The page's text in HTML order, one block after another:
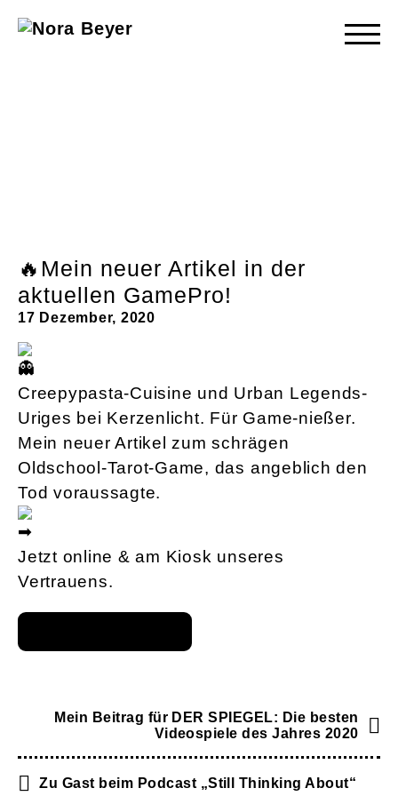
🔥Mein neuer Artikel in der
aktuellen GamePro!
17 Dezember, 2020
Creepypasta-Cuisine und Urban Legends-
Uriges bei Kerzenlicht. Für Game-nießer.
Mein neuer Artikel zum schrägen
Oldschool-Tarot-Game, das angeblich den
Tod voraussagte.
Jetzt online & am Kiosk unseres
Vertrauens.
Mein Beitrag für DER SPIEGEL: Die besten
Videospiele des Jahres 2020
Zu Gast beim Podcast „Still Thinking About“